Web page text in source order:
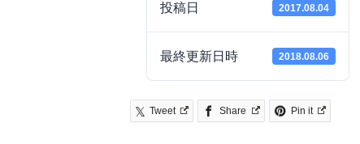
投稿日 2017.08.04
最終更新日時 2018.08.06
Tweet Share Pin it